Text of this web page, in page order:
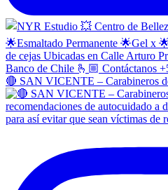
🔴 SAN VICENTE – Carabineros